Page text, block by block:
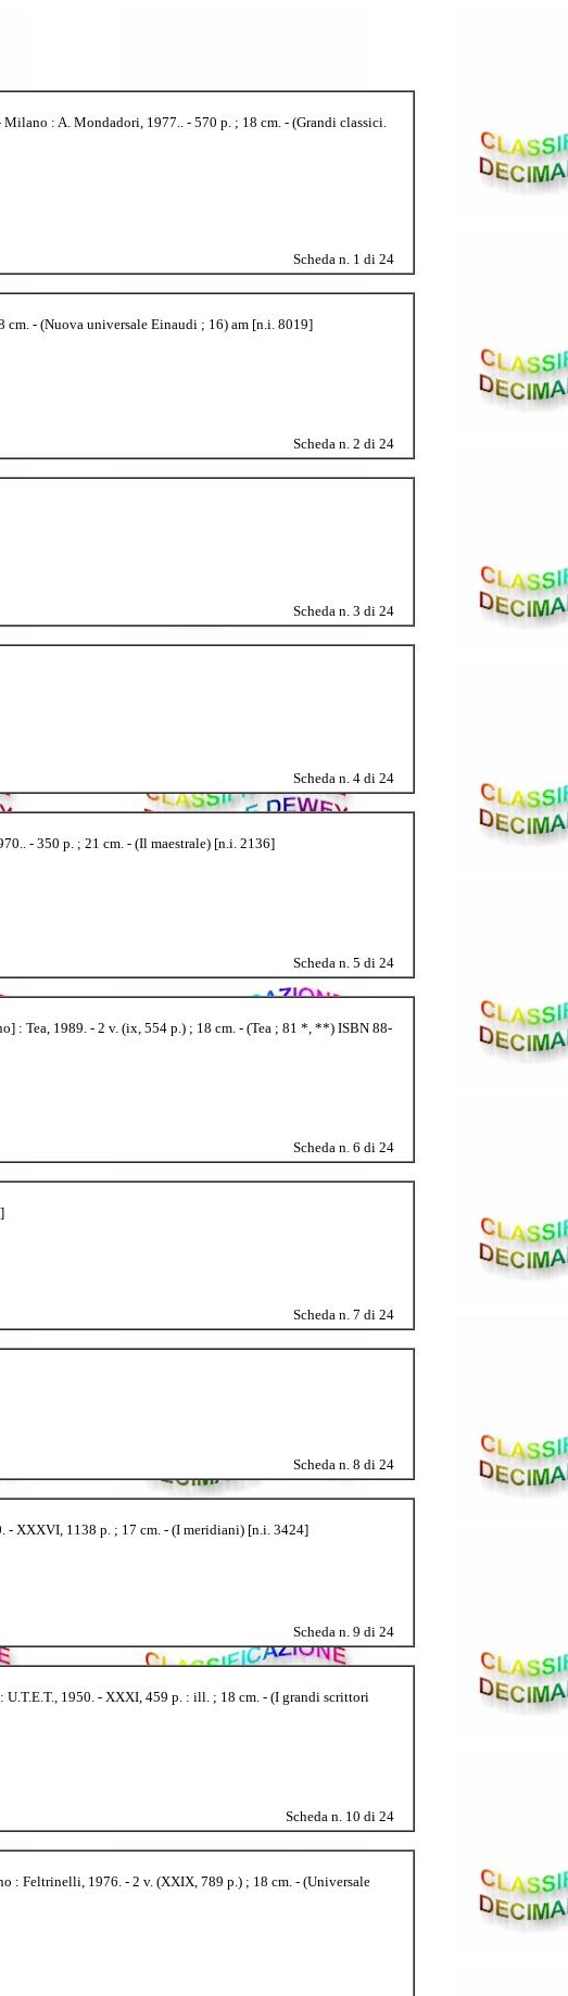
: A. Mondadori, 1977.. - 570 p. ; 18 cm. - (Grandi classici.
Scheda n. 1 di 24
cm. - (Nuova universale Einaudi ; 16) am [n.i. 8019]
Scheda n. 2 di 24
Scheda n. 3 di 24
Scheda n. 4 di 24
- 350 p. ; 21 cm. - (Il maestrale) [n.i. 2136]
Scheda n. 5 di 24
: Tea, 1989. - 2 v. (ix, 554 p.) ; 18 cm. - (Tea ; 81 *, **) ISBN 88-
Scheda n. 6 di 24
Scheda n. 7 di 24
Scheda n. 8 di 24
- XXXVI, 1138 p. ; 17 cm. - (I meridiani) [n.i. 3424]
Scheda n. 9 di 24
1950. - XXXI, 459 p. : ill. ; 18 cm. - (I grandi scrittori
Scheda n. 10 di 24
: Feltrinelli, 1976. - 2 v. (XXIX, 789 p.) ; 18 cm. - (Universale